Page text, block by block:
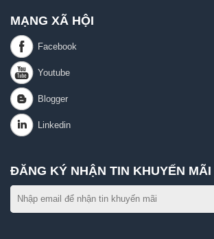
MẠNG XÃ HỘI
ĐĂNG KÝ NHẬN TIN KHUYẾN MÃI